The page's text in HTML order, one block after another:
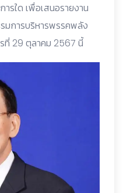
ารใด เพื่อเสนอรายงาน
มการบริหารพรรคพลัง
รที่ 29 ตุลาคม 2567 นี้